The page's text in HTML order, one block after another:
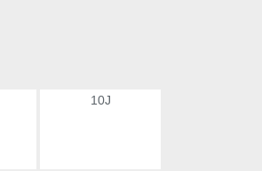
10J